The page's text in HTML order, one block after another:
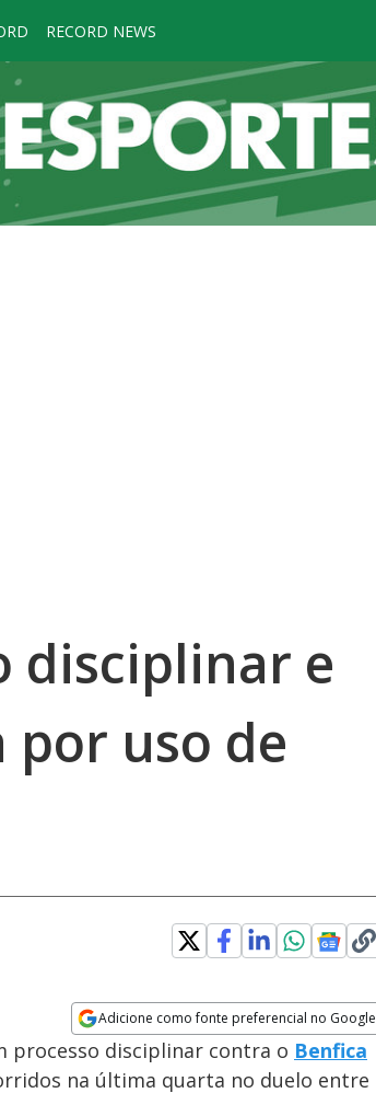
RECORD NEWS
disciplinar e
uso de
Adicione como fonte preferencial no Google
Opens in new window
processo disciplinar contra o Benfica
na última quarta no duelo entre